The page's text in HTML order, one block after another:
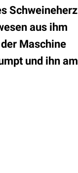
Schweineherz
aus ihm
Maschine
und ihn am